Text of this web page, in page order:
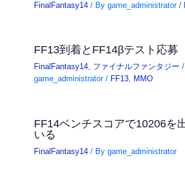
FinalFantasy14 / Bygame_administrator/
FF13到着とFF14βテスト応募
FinalFantasy14, ファイナルファンタジー
game_administrator/ FF13, MMO
FF14ベンチスコアで10206を
いる
FinalFantasy14 / Bygame_administrator